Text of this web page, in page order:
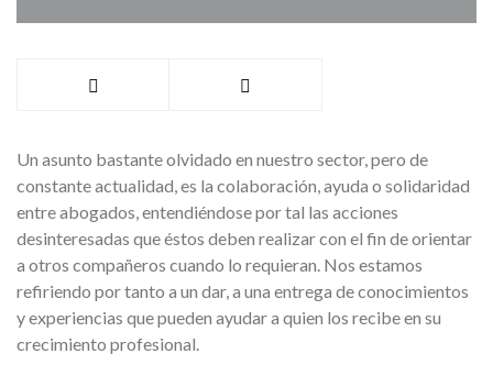
Un asunto bastante olvidado en nuestro sector, pero de
constante actualidad, es la colaboración, ayuda o solidaridad
entre abogados, entendiéndose por tal las acciones
desinteresadas que éstos deben realizar con el fin de orientar
a otros compañeros cuando lo requieran. Nos estamos
refiriendo por tanto a un dar, a una entrega de conocimientos
y experiencias que pueden ayudar a quien los recibe en su
crecimiento profesional.